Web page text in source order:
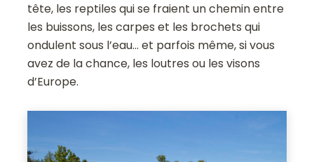
tête, les reptiles qui se fraient un chemin entre
les buissons, les carpes et les brochets qui
ondulent sous l’eau… et parfois même, si vous
avez de la chance, les loutres ou les visons
d’Europe.